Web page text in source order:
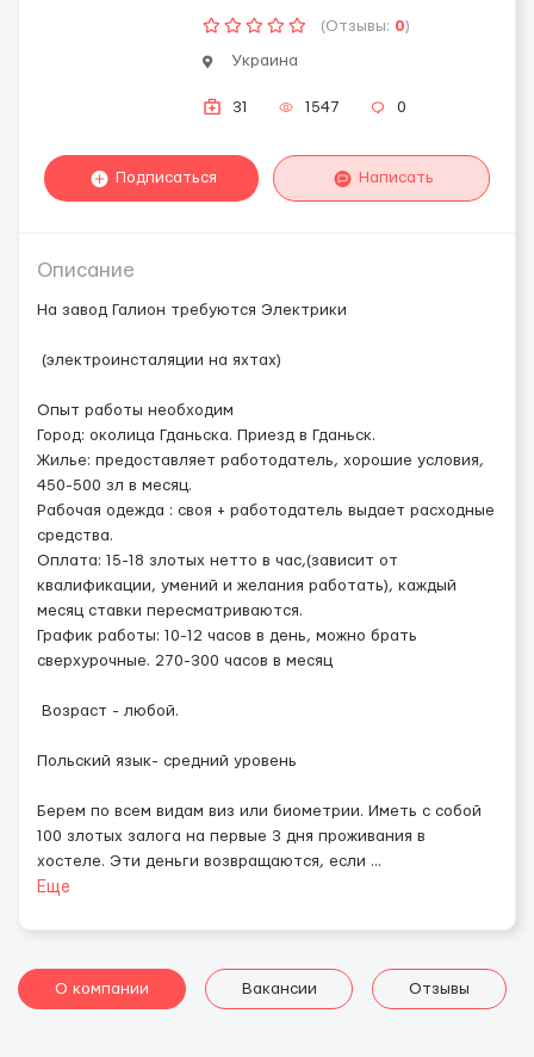
(Отзывы: 0)
Украина
31 1547 0
Подписаться Написать
Описание
На завод Галион требуются Электрики
(электроинсталяции на яхтах)
Опыт работы необходим
Город: околица Гданьска. Приезд в Гданьск.
Жилье: предоставляет работодатель, хорошие условия,
450-500 зл в месяц.
Рабочая одежда : своя + работодатель выдает расходные
средства.
Оплата: 15-18 злотых нетто в час,(зависит от
квалификации, умений и желания работать), каждый
месяц ставки пересматриваются.
График работы: 10-12 часов в день, можно брать
сверхурочные. 270-300 часов в месяц
Возраст - любой.
Польский язык- средний уровень
Берем по всем видам виз или биометрии. Иметь с собой
100 злотых залога на первые 3 дня проживания в
хостеле. Эти деньги возвращаются, если ...
Еще
О компании Вакансии Отзывы